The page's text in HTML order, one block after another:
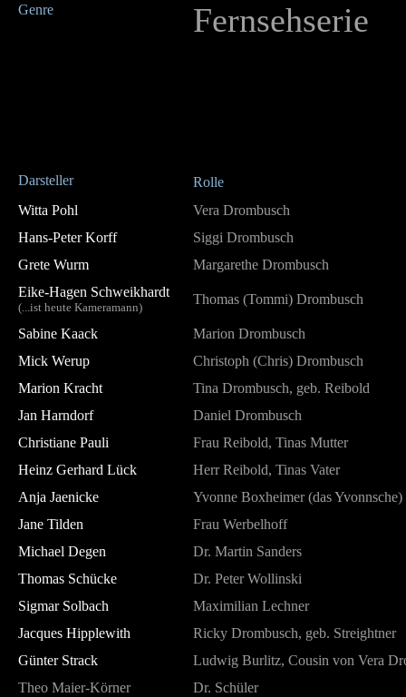
Genre Fernsehserie
Darsteller
Rolle
Witta Pohl
Vera Drombusch
Hans-Peter Korff
Siggi Drombusch
Grete Wurm
Margarethe Drombusch
Eike-Hagen Schweikhardt
(...ist heute Kameramann)
Thomas (Tommi) Drombusch
Sabine Kaack
Marion Drombusch
Mick Werup
Christoph (Chris) Drombusch
Marion Kracht
Tina Drombusch, geb. Reibold
Jan Harndorf
Daniel Drombusch
Christiane Pauli
Frau Reibold, Tinas Mutter
Heinz Gerhard Lück
Herr Reibold, Tinas Vater
Anja Jaenicke
Yvonne Boxheimer (das Yvonnsche)
Jane Tilden
Frau Werbelhoff
Michael Degen
Dr. Martin Sanders
Thomas Schücke
Dr. Peter Wollinski
Sigmar Solbach
Maximilian Lechner
Jacques Hipplewith
Ricky Drombusch, geb. Streightner
Günter Strack
Ludwig Burlitz, Cousin von Vera
Theo Maier-Körner
Dr. Schüler